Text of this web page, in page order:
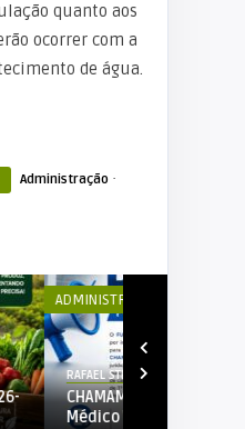
quanto aos
ocorrer com a
de água.
Administração ·
Nº02/2026-